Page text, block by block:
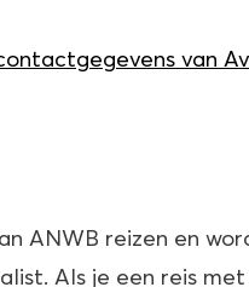
van
ANWB reizen en
Als je een reis